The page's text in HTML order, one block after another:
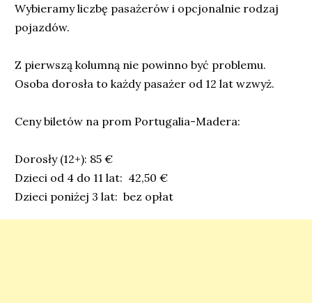
Wybieramy liczbę pasażerów i opcjonalnie rodzaj
pojazdów.
Z pierwszą kolumną nie powinno być problemu.
Osoba dorosła to każdy pasażer od 12 lat wzwyż.
Ceny biletów na prom Portugalia-Madera:
Dorosły (12+): 85 €
Dzieci od 4 do 11 lat: 42,50 €
Dzieci poniżej 3 lat: bez opłat